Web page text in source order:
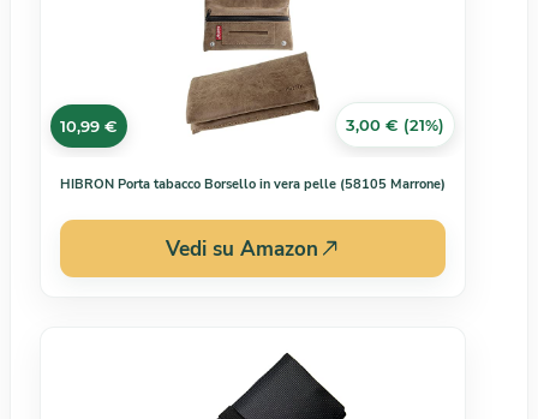
10,99 € 3,00 € (21%)
HIBRON Porta tabacco Borsello in vera pelle (58105 Marrone)
Vedi su Amazon